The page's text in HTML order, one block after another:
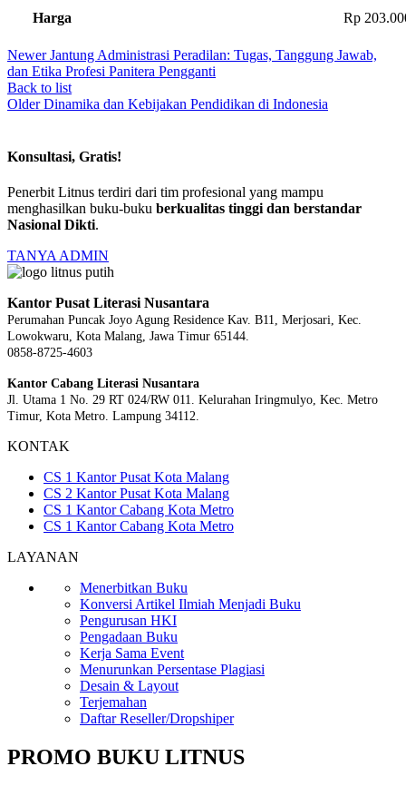
Harga Rp
Newer Jantung Administrasi Peradilan: Tugas, Tanggung Jawab,
dan Etika Profesi Panitera Pengganti
Back to list
Older Dinamika dan Kebijakan Pendidikan di Indonesia
Konsultasi, Gratis!
Penerbit Litnus terdiri dari tim profesional yang mampu
menghasilkan buku-buku berkualitas tinggi dan berstandar
Nasional Dikti.
TANYA ADMIN
Kantor Pusat Literasi Nusantara
Perumahan Puncak Joyo Agung Residence Kav. B11, Merjosari, Kec.
Lowokwaru, Kota Malang, Jawa Timur 65144.
0858-8725-4603
Kantor Cabang Literasi Nusantara
Jl. Utama 1 No. 29 RT 024/RW 011. Kelurahan Iringmulyo, Kec. Metro
Timur, Kota Metro. Lampung 34112.
KONTAK
CS 1 Kantor Pusat Kota Malang
CS 2 Kantor Pusat Kota Malang
CS 1 Kantor Cabang Kota Metro
CS 1 Kantor Cabang Kota Metro
LAYANAN
Menerbitkan Buku
Konversi Artikel Ilmiah Menjadi Buku
Pengurusan HKI
Pengadaan Buku
Kerja Sama Event
Menurunkan Persentase Plagiasi
Desain & Layout
Terjemahan
Daftar Reseller/Dropshiper
PROMO BUKU LITNUS